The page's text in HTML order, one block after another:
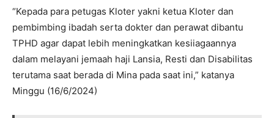
“Kepada para petugas Kloter yakni ketua Kloter dan
pembimbing ibadah serta dokter dan perawat dibantu
TPHD agar dapat lebih meningkatkan kesiiagaannya
dalam melayani jemaah haji Lansia, Resti dan Disabilitas
terutama saat berada di Mina pada saat ini,” katanya
Minggu (16/6/2024)